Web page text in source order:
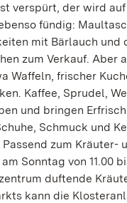
verspürt, der wird
fündig:
mit Bärlauch und
zum Verkauf. Aber
Waffeln, frischer
Kaffee, Sprudel,
und bringen
Schmuck und
zum Kräuter-
Sonntag von 11.00
duftende
kann die